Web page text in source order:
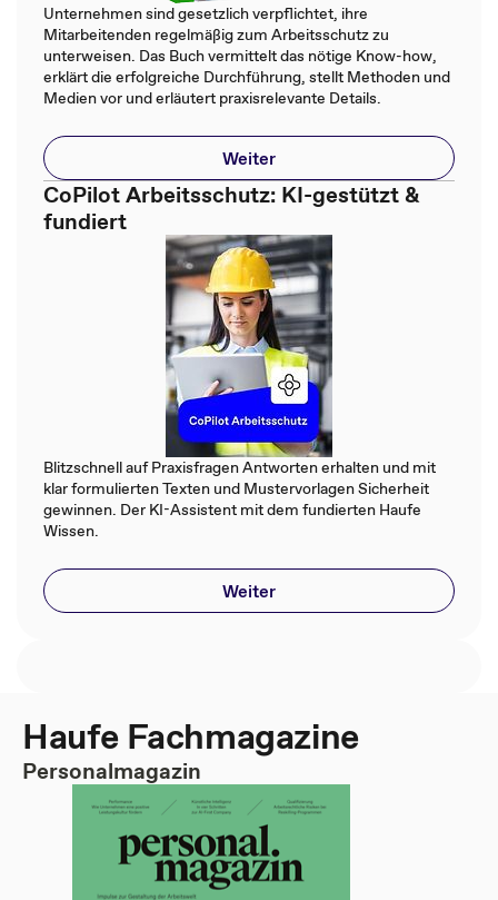
Unternehmen sind gesetzlich verpflichtet, ihre
Mitarbeitenden regelmäßig zum Arbeitsschutz zu
unterweisen. Das Buch vermittelt das nötige Know-how,
erklärt die erfolgreiche Durchführung, stellt Methoden und
Medien vor und erläutert praxisrelevante Details.
Weiter
CoPilot Arbeitsschutz: KI-gestützt &
fundiert
Blitzschnell auf Praxisfragen Antworten erhalten und mit
klar formulierten Texten und Mustervorlagen Sicherheit
gewinnen. Der KI-Assistent mit dem fundierten Haufe
Wissen.
Weiter
Haufe Fachmagazine
Personalmagazin